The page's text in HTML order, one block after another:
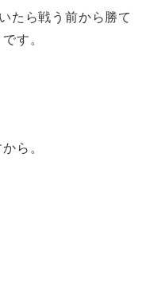
たら戦う前から勝て
す。
ら。